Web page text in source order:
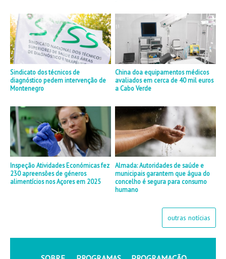
Sindicato dos técnicos de
diagnóstico pedem intervenção de
Montenegro
China doa equipamentos médicos
avaliados em cerca de 40 mil euros
a Cabo Verde
Inspeção Atividades Económicas fez
230 apreensões de géneros
alimentícios nos Açores em 2025
Almada: Autoridades de saúde e
municipais garantem que água do
concelho é segura para consumo
humano
outras notícias